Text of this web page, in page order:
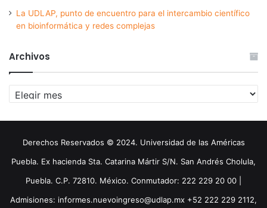
La UDLAP, punto de encuentro para el intercambio científico
en bioinformática y redes complejas
Archivos
Archivos
Derechos Reservados © 2024. Universidad de las Américas
Puebla. Ex hacienda Sta. Catarina Mártir S/N. San Andrés Cholula,
Puebla. C.P. 72810. México. Conmutador: 222 229 20 00 |
Admisiones: informes.nuevoingreso@udlap.mx +52 222 229 2112,